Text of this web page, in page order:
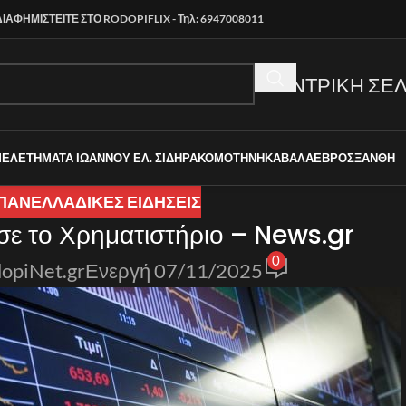
ΣΤΟ RODOPIFLIX - Τηλ: 6947008011
ΚΕΝΤΡΙΚΗ
ΙΩΑΝΝΟΥ ΕΛ. ΣΙΔΗΡΑΚΟΜΟΤΗΝΗΚΑΒΑΛΑΕΒΡΟΣΞΑΝΘΗ
ΕΙΔΉΣΕΙΣ
το Χρηματιστήριο – News.gr
Ενεργή 07/11/2025 0